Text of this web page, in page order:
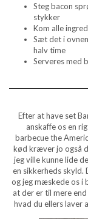
Steg bacon
stykker
Kom alle
Sæt det i
halv time
Serveres med
Efter at have set
anskaffe os en
barbecue the
kød kræver jo også
jeg ville kunne lide
en sikkerheds skyld.
og jeg mæskede os i
at der er til mere
hvad du ellers laver